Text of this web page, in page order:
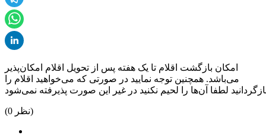
امکان بازگشت اقلام تا یک هفته پس از تحویل اقلام امکان‌پذیر
می‌باشد. همچنین توجه نمایید در صورتی که می‌خواهید اقلام را
(0 نظر)